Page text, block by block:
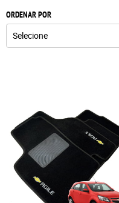
ORDENAR POR
Selecione